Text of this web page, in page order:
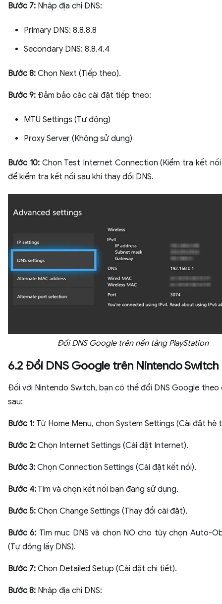
Bước 7: Nhập địa chỉ DNS:
Primary DNS: 8.8.8.8
Secondary DNS: 8.8.4.4
Bước 8: Chọn Next (Tiếp theo).
Bước 9: Đảm bảo các cài đặt tiếp theo:
MTU Settings (Tự động)
Proxy Server (Không sử dụng)
Bước 10:Chọn Test Internet Connection (Kiểm tra kết
để kiểm tra kết nối sau khi thay đổi DNS.
Đổi DNS Google trên nền tảng PlayStation
6.2 Đổi DNS Google trên Nintendo Switch
Đối với Nintendo Switch, bạn có thể đổi DNS Google
sau:
Bước 1: Từ Home Menu, chọn System Settings (Cài đặt hệ
Bước 2: Chọn Internet Settings (Cài đặt Internet).
Bước 3: Chọn Connection Settings (Cài đặt kết nối).
Bước 4: Tìm và chọn kết nối bạn đang sử dụng.
Bước 5: Chọn Change Settings (Thay đổi cài đặt).
Bước 6: Tìm mục DNS và chọn NO cho tùy chọn Auto-
(Tự động lấy DNS).
Bước 7: Chọn Detailed Setup (Cài đặt chi tiết).
Bước 8: Nhập địa chỉ DNS: